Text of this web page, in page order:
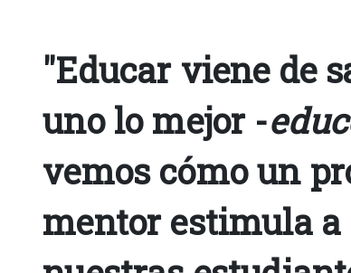
"Educar viene de
uno lo mejor -
vemos cómo un
mentor estimula